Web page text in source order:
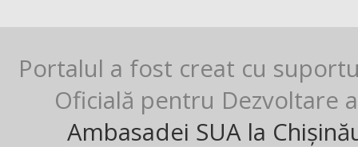
Portalul a fost creat cu
Oficială pentru Dezvoltare
Ambasadei SUA la